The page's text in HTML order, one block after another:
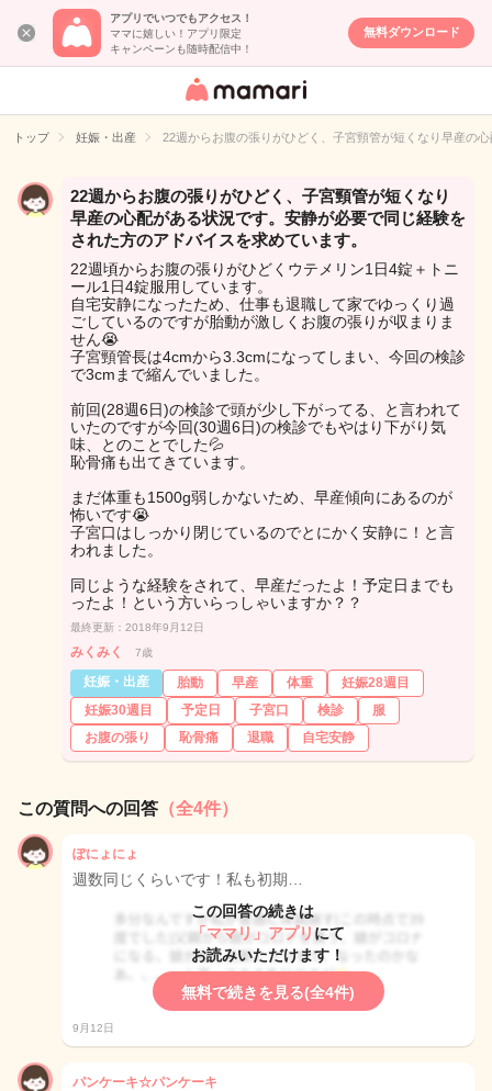
アプリでいつでもアクセス！
ママに嬉しい！アプリ限定
キャンペーンも随時配信中！
無料ダウンロード
女性専用匿名QA
イト
トップ 妊娠・出産 22週からお腹の張りがひどく、子宮頸管が短くなり早産の
22週からお腹の張りがひどく、子宮頸管が短くなり
早産の心配がある状況です。安静が必要で同じ経験を
された方のアドバイスを求めています。
22週頃からお腹の張りがひどくウテメリン1日4錠＋トニ
ール1日4錠服用しています。
自宅安静になったため、仕事も退職して家でゆっくり過
ごしているのですが胎動が激しくお腹の張りが収まりま
せん😭
子宮頸管長は4cmから3.3cmになってしまい、今回の検診
で3cmまで縮んでいました。
前回(28週6日)の検診で頭が少し下がってる、と言われて
いたのですが今回(30週6日)の検診でもやはり下がり気
味、とのことでした💦
恥骨痛も出てきています。
まだ体重も1500g弱しかないため、早産傾向にあるのが
怖いです😭
子宮口はしっかり閉じているのでとにかく安静に！と言
われました。
同じような経験をされて、早産だったよ！予定日までも
ったよ！という方いらっしゃいますか？？
最終更新：2018年9月12日
みくみく 7歳
妊娠・出産 胎動 早産 体重
妊娠28週目
妊娠30週目
予定日 子宮口 検診
服
お腹の張り
恥骨痛 退職 自宅安静
この質問への回答 （全4件）
ぽにょにょ
週数同じくらいです！私も初期…
この回答の続きは
「ママリ」アプリ にて
お読みいただけます！
無料で続きを見る(全4件)
9月12日
パンケーキ☆パンケーキ